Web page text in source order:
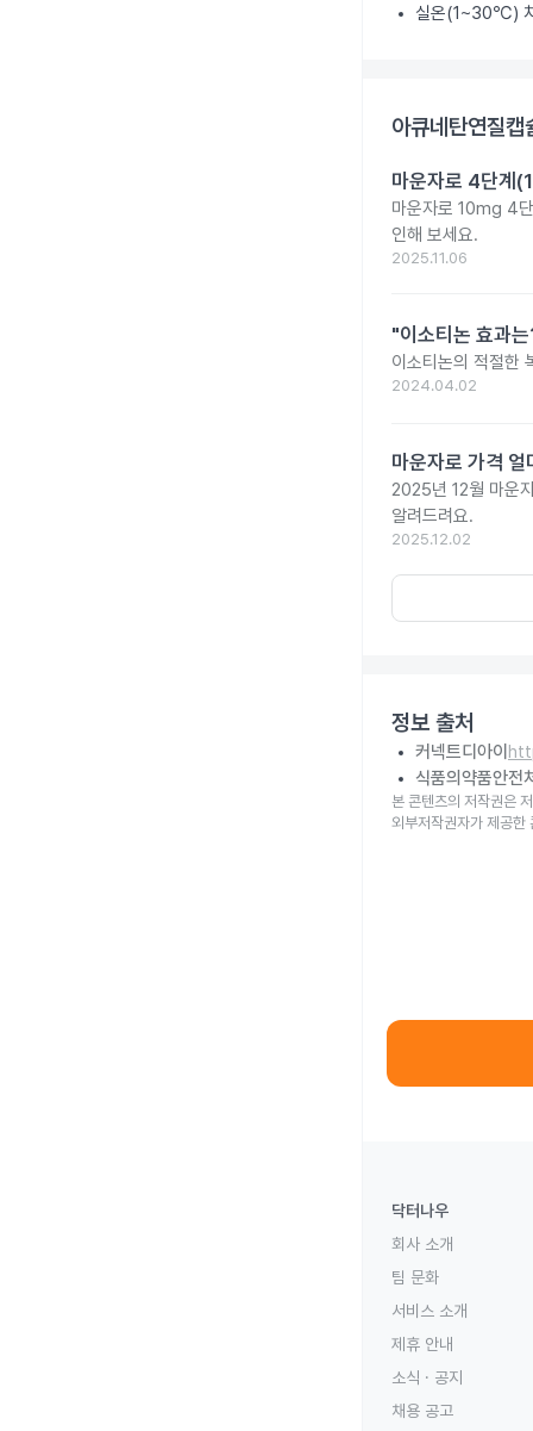
실온(1~30℃)
아큐네탄연질
마운자로 4단계
마운자로 10mg 4
인해 보세요.
2025.11.06
"이소티논 효과
이소티논의 적절한
2024.04.02
마운자로 가격
2025년 12월 마운
알려드려요.
2025.12.02
정보 출처
커넥트디아이
식품의약품안전
본 콘텐츠의 저작권은
외부저작권자가 제공한
닥터나우
회사 소개
팀 문화
서비스 소개
제휴 안내
소식 · 공지
채용 공고